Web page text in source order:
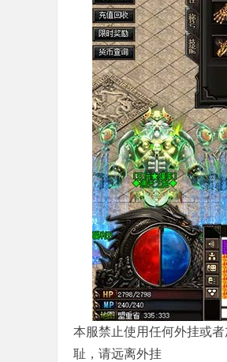
本服禁止使用任何外挂或
耻，请远离外挂